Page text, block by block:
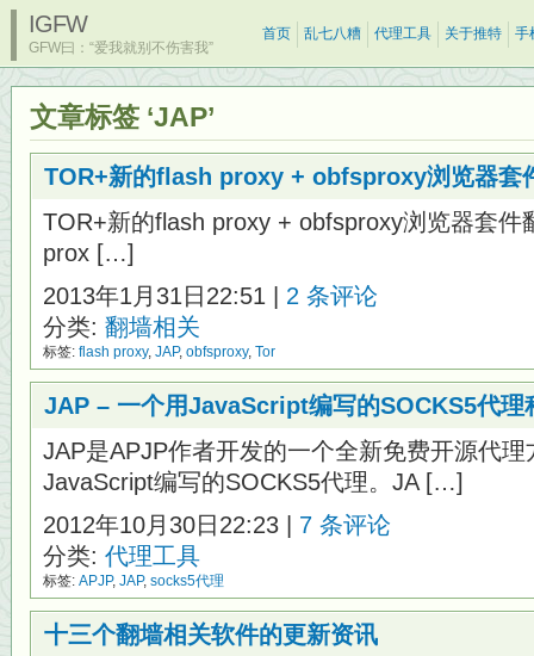
IGFW
GFW曰：“爱我就别不伤害我”
首页 乱七八糟 代理工具 关于推特 手
文章标签 ‘JAP’
TOR+新的flash proxy + obfsproxy浏览器套
TOR+新的flash proxy + obfsproxy浏览器套件
prox […]
2013年1月31日22:51 | 2 条评论
分类: 翻墙相关
标签: flash proxy, JAP, obfsproxy, Tor
JAP – 一个用JavaScript编写的SOCKS5代理
JAP是APJP作者开发的一个全新免费开源代
JavaScript编写的SOCKS5代理。JA […]
2012年10月30日22:23 | 7 条评论
分类: 代理工具
标签: APJP, JAP, socks5代理
十三个翻墙相关软件的更新资讯